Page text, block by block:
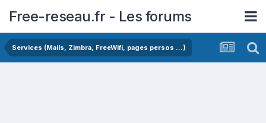
Free-reseau.fr - Les forums
Services (Mails, Zimbra, FreeWifi, pages persos ...)